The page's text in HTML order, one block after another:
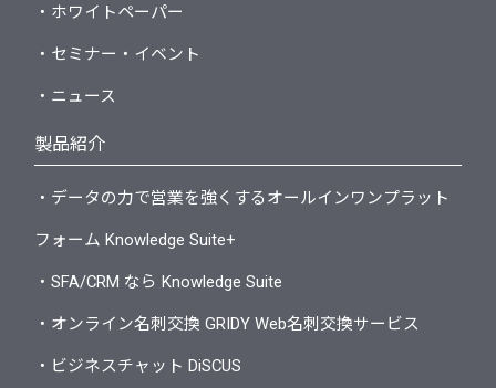
・ホワイトペーパー
・セミナー・イベント
・ニュース
製品紹介
・データの力で営業を強くするオールインワンプラット
フォーム Knowledge Suite+
・SFA/CRM なら Knowledge Suite
・オンライン名刺交換 GRIDY Web名刺交換サービス
・ビジネスチャット DiSCUS